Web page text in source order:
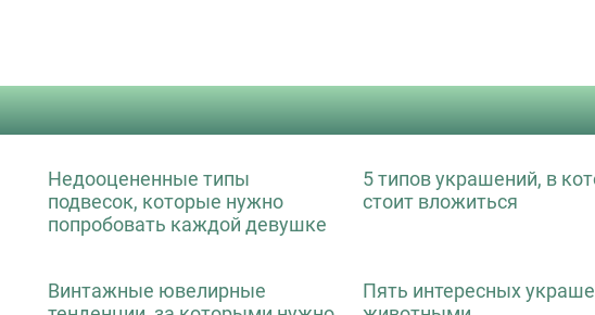
Недооцененные типы
подвесок, которые нужно
попробовать каждой девушке
5 типов украшений, в
стоит вложиться
Винтажные ювелирные
Пять интересных